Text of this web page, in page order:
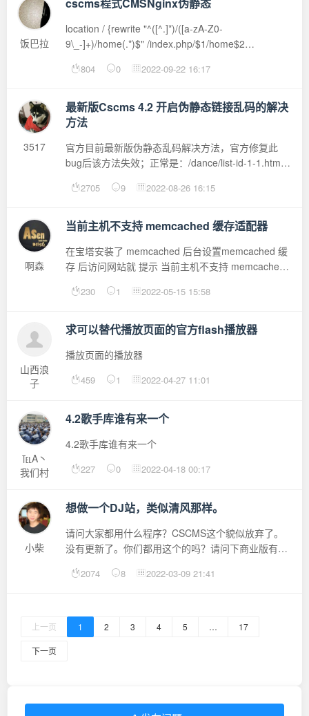
饭巴拉
location / {rewrite "^([^.]*)/([a-zA-Z0-
9\_-]+)/home(.*)$" /index.php/$1/home$2
804 0 2022-09-22 16:17
3517
最新版Cscms 4.2 开启伪静态链接乱码的解决
方法
官方目前最新版伪静态乱码解决方法，官方修复此
bug后该方法失效；正常是：/dance/list-id-1-1.html
%7Bpage%7D.html解决办法：找到
2705 9 2022-08-26 16:15
啊森
当前主机不支持 memcached 缓存适配器
在宝塔安装了 memcached 后台设置memcached 缓
存 后访问网站就 提示 当前主机不支持 memcached
230 1 2022-05-15 15:58
山西浪
子
求可以替代播放页面的官方flash播放器
播放页面的播放器
459 1 2022-04-27 11:01
℡A丶
我们村
河
4.2歌手库谁有来一个
4.2歌手库谁有来一个
227 0 2022-04-18 00:17
小柴
想做一个DJ站，类似清风那样。
请问大家都用什么程序？CSCMS这个貌似放弃了。
没有更新了。你们都用这个的吗？请问下商业版有更
2074 8 2022-03-09 21:41
上一页 1 2 3 4 5 … 17
下一页